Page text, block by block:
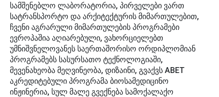
სამშენებლო ლაბორატორია, პირველები ვართ
სატრანსპორტო და არქიტექტურის მიმართულებით,
ჩვენი აგრარული მიმართულების პროგრამები
ევროპაშია აღიარებული, ვახორციელებთ
უმნიშვნელოვანეს საერთაშორისო ორდიპლომიან
პროგრამებს სასურსათო ტექნოლოგიაში,
მევენახეობა მეღვინეობა, დიზაინი, გვაქვს ABET
აკრედიტებული პროგრამა ბიოსამედიცინო
ინჟინერია, სულ მალე გვექნება სამოქალაქო